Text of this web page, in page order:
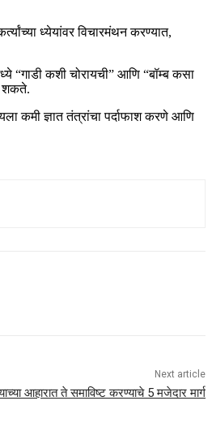
ध्येयांवर विचारमंथन करण्यात,
“गाडी कशी चोरायची” आणि “बॉम्ब कसा
शकते.
कमी ज्ञात तंत्रांचा पर्दाफाश करणे आणि
Next article
आहारात ते समाविष्ट करण्याचे 5 मजेदार मार्ग